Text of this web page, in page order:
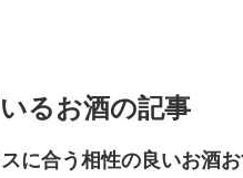
るお酒の記事
に合う相性の良いお酒